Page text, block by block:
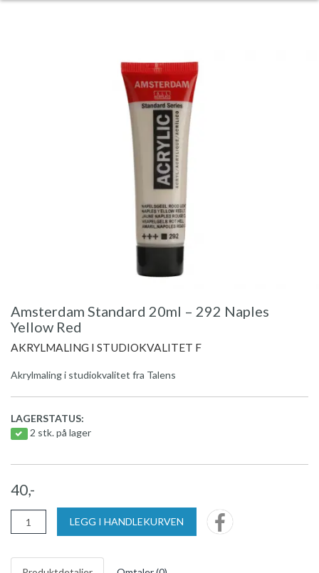
Amsterdam Standard 20ml – 292 Naples
Yellow Red
AKRYLMALING I STUDIOKVALITET F
Akrylmaling i studiokvalitet fra Talens
LAGERSTATUS:
2 stk. på lager
40,-
LEGG I HANDLEKURVEN